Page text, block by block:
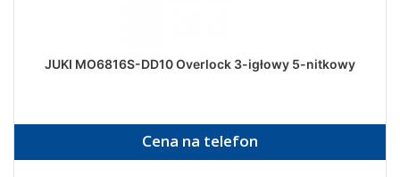
JUKI MO6816S-DD10 Overlock 3-igłowy 5-nitkowy
Cena na telefon